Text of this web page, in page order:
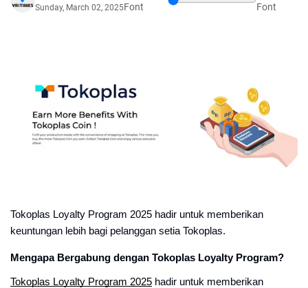
Sunday, March 02, 2025Font
Font
Tokoplas Loyalty Program 2025 hadir untuk memberikan
keuntungan lebih bagi pelanggan setia Tokoplas.
Mengapa Bergabung dengan Tokoplas Loyalty Program?
Tokoplas Loyalty Program 2025 hadir untuk memberikan